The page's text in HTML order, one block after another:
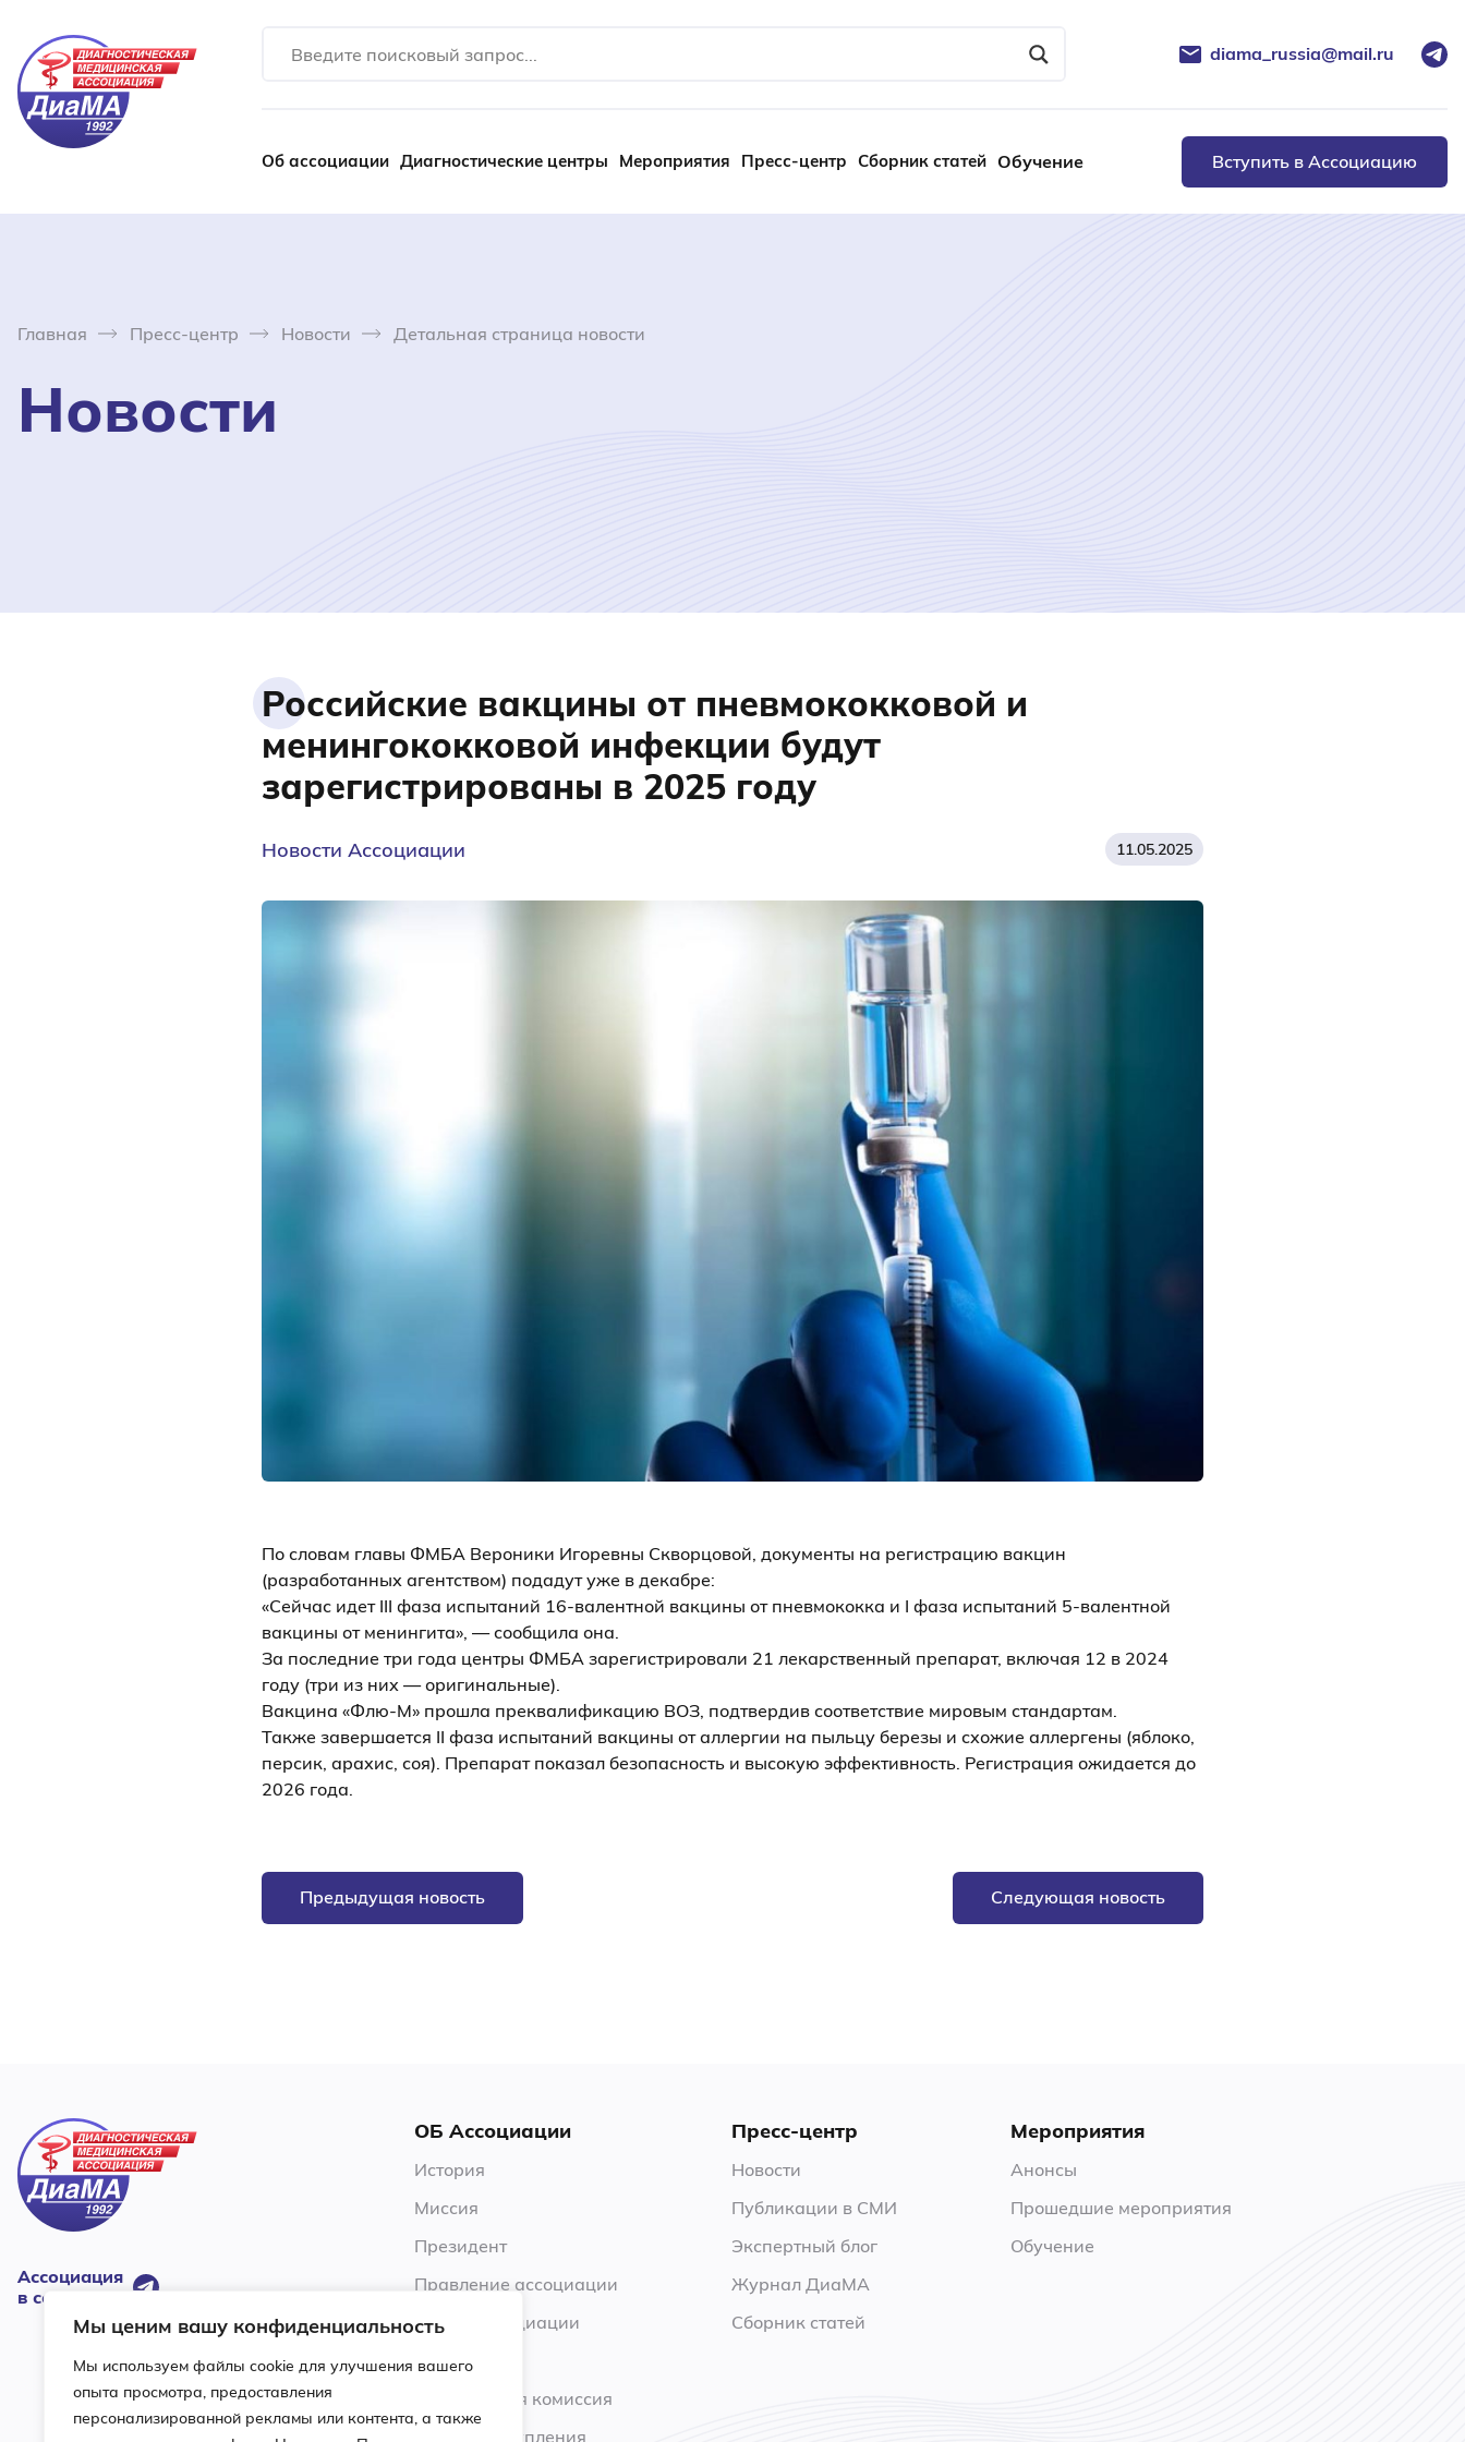
Мы ценим вашу конфиденциальность
Мы используем файлы cookie для улучшения вашего
опыта просмотра, предоставления
персонализированной рекламы или контента, а также
diama_russia@mail.ru
Об ассоциации Диагностические центры Мероприятия Пресс-центр Сборник статей Обучение Вступить в Ассоциацию
Главная Пресс-центр Новости Детальная страница новости
Новости
Российские вакцины от пневмококковой и
менингококковой инфекции будут
зарегистрированы в 2025 году
Новости Ассоциации 11.05.2025
По словам главы ФМБА Вероники Игоревны Скворцовой, документы на регистрацию вакцин
(разработанных агентством) подадут уже в декабре:
«Сейчас идет III фаза испытаний 16-валентной вакцины от пневмококка и I фаза испытаний 5-валентной
вакцины от менингита», — сообщила она.
За последние три года центры ФМБА зарегистрировали 21 лекарственный препарат, включая 12 в 2024
году (три из них — оригинальные).
Вакцина «Флю-М» прошла преквалификацию ВОЗ, подтвердив соответствие мировым стандартам.
Также завершается II фаза испытаний вакцины от аллергии на пыльцу березы и схожие аллергены (яблоко,
персик, арахис, соя). Препарат показал безопасность и высокую эффективность. Регистрация ожидается до
2026 года.
Предыдущая новость Следующая новость
Ассоциация
в соцсетях:
ОБ Ассоциации
История
Миссия
Президент
Правление ассоциации
Члены Ассоциации
Устав
Ревизионная комиссия
Условия вступления
Пресс-центр
Новости
Публикации в СМИ
Экспертный блог
Журнал ДиаМА
Сборник статей
Мероприятия
Анонсы
Прошедшие мероприятия
Обучение